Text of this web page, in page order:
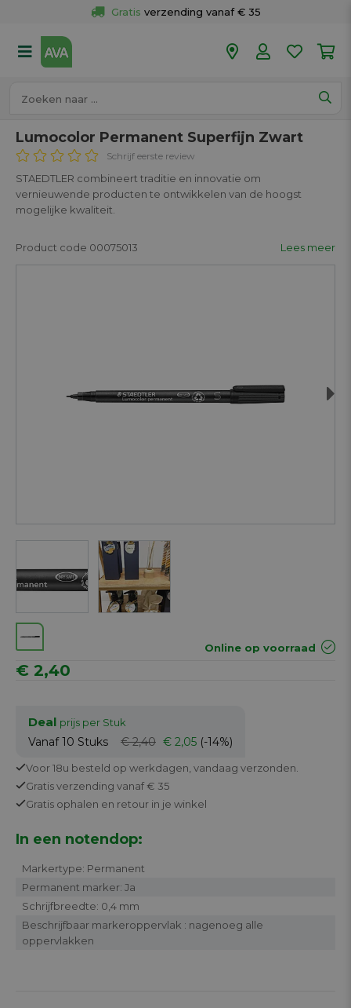
Gratis verzending vanaf € 35
50 winkels
Lumocolor Permanent Superfijn Zwart
Schrijf eerste review
STAEDTLER combineert traditie en innovatie om
vernieuwende producten te ontwikkelen van de hoogst
mogelijke kwaliteit.
Product code 00075013 Lees meer
Online op voorraad
€ 2,40
Deal prijs per Stuk
Vanaf 10 Stuks € 2,40 € 2,05 (-14%)
Voor 18u besteld op werkdagen, vandaag verzonden.
Gratisverzending vanaf € 35
Gratis ophalen en retour in je winkel
In een notendop:
Markertype: Permanent
Permanent marker: Ja
Schrijfbreedte: 0,4 mm
Beschrijfbaar markeroppervlak : nagenoeg alle
oppervlakken